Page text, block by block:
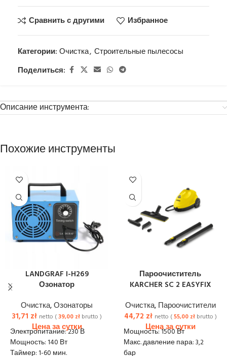
Сравнить с другими Избранное
Категории: Очистка, Строительные пылесосы
Поделиться:
Описание инструмента:
Похожие инструменты
LANDGRAF I-H269
Озонатор
Очистка,Озонаторы
31,71 zł netto (39,00 zł brutto )
Электропитание: 230 В
Мощность: 140 Вт
Таймер: 1-60 мин.
Пароочиститель
KARCHER SC 2 EASYFIX
Очистка, Пароочистители
44,72 zł netto (55,00 złbrutto )
Мощность: 1500 Вт
Макс. давление пара: 3,2
бар